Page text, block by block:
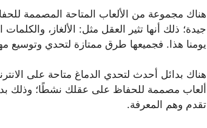
هناك مجموعة من الألعاب المتاحة المصممة
جيدة؛ ذلك أنها تثير العقل مثل: الألغاز،
يومنا هذا. فجميعها طرق ممتازة لتحدي وتوسيع
هناك بدائل أحدث لتحدي الدماغ متاحة على
ألعاب مصممة للحفاظ على عقلك نشطًا؛ وذلك
تقدم وهم المعرفة.